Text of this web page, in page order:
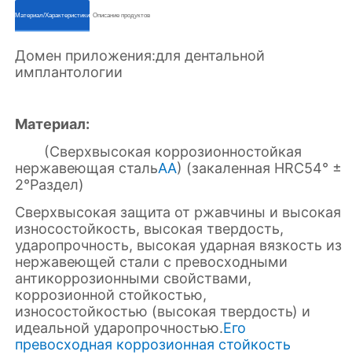
ㅤㅤМатериал/Характеристикиㅤㅤ ㅤㅤОписание продуктовㅤㅤ